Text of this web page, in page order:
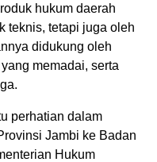
hukum daerah
teknis, tetapi juga oleh
didukung oleh
memadai, serta
perhatian dalam
Jambi ke Badan
Hukum